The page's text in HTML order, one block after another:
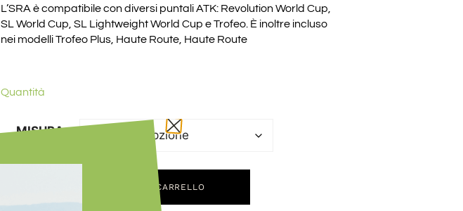
L’SRA è compatibile con diversi puntali ATK: Revolution World Cup,
SL World Cup, SL Lightweight World Cup e Trofeo. È inoltre incluso
nei modelli Trofeo Plus, Haute Route, Haute Route
Quantità
MISURA
AGGIUNGI AL CARRELLO